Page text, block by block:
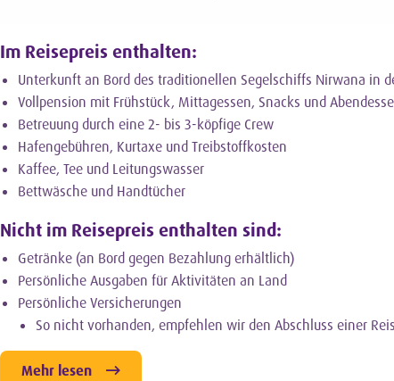
Im Reisepreis enthalten:
Unterkunft an Bord des traditionellen Segelschiffs Nirwana in
Vollpension mit Frühstück, Mittagessen, Snacks und
Betreuung durch eine 2- bis 3-köpfige Crew
Hafengebühren, Kurtaxe und Treibstoffkosten
Kaffee, Tee und Leitungswasser
Bettwäsche und Handtücher
Nicht im Reisepreis enthalten sind:
Getränke (an Bord gegen Bezahlung erhältlich)
Persönliche Ausgaben für Aktivitäten an Land
Persönliche Versicherungen
So nicht vorhanden, empfehlen wir den Abschluss einer
Mehr lesen